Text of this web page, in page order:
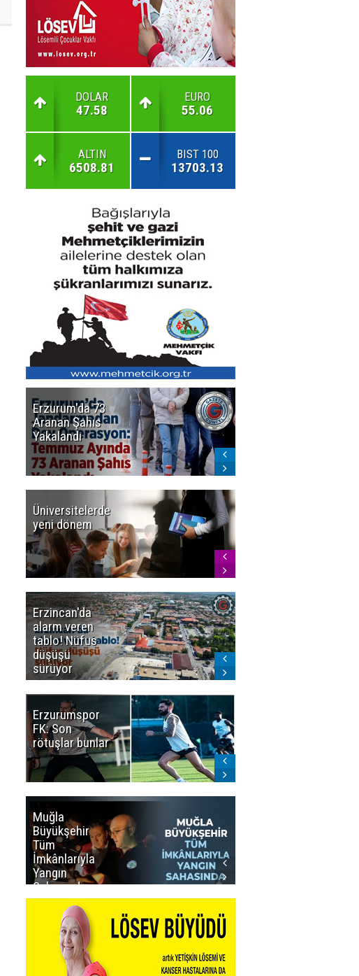
DOLAR
47.58
EURO
55.06
ALTIN
6508.81
BIST 100
13703.13
Erzurum'da 73
Aranan Şahıs
Yakalandı
Üniversitelerde
yeni dönem
Erzincan'da
alarm veren
tablo! Nüfus
düşüşü
sürüyor
Erzurumspor
FK: Son
rötuşlar bunlar
Muğla
Büyükşehir
Tüm
İmkânlarıyla
Yangın
Sahasında